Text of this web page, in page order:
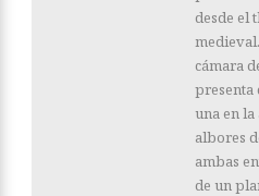
desde el
cámara
presenta
una en
albores
ambas
de un